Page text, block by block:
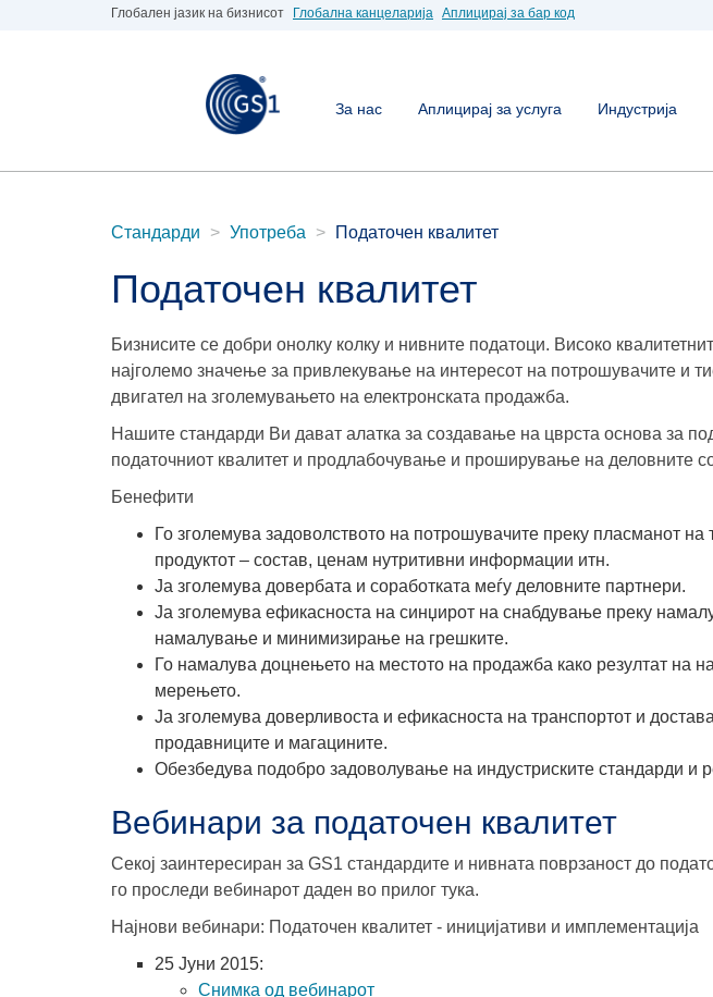
Глобален јазик на бизнисот Глобална канцеларија Аплицирај за бар код
За нас Аплицирај за услуга Индустрија
Стандарди Употреба Податочен квалитет
Податочен квалитет
Бизнисите се добри онолку колку и нивните податоци. Високо
најголемо значење за привлекување на интересот на потрошувачите и
двигател на зголемувањето на електронската продажба.
Нашите стандарди Ви дават алатка за создавање на цврста основа за
податочниот квалитет и продлабочување и проширување на деловните
Бенефити
Го зголемува задоволството на потрошувачите преку пласманот на
продуктот – состав, ценам нутритивни информации итн.
Ја зголемува довербата и соработката меѓу деловните партнери.
Ја зголемува ефикасноста на синџирот на снабдување преку
намалување и минимизирање на грешките.
Го намалува доцнењето на местото на продажба како резултат на
мерењето.
Ја зголемува доверливоста и ефикасноста на транспортот и
продавниците и магацините.
Обезбедува подобро задоволување на индустриските стандарди и
Вебинари за податочен квалитет
Секој заинтересиран за GS1 стандардите и нивната поврзаност до
го проследи вебинарот даден во прилог тука.
Најнови вебинари: Податочен квалитет - иницијативи и имплементација
25 Јуни 2015:
Снимка од вебинарот